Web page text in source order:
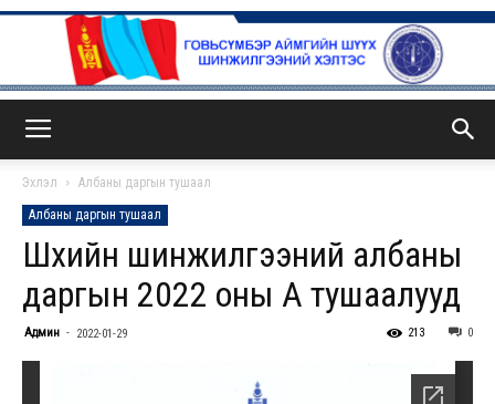
Эхлэл Албаны даргын тушаал
Албаны даргын тушаал
Шүүхийн шинжилгээний албаны
даргын 2022 оны А тушаалууд
Админ - 2022-01-29 0
213